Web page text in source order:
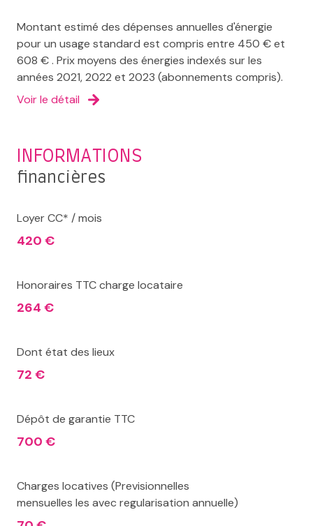
Montant estimé des dépenses annuelles d'énergie
pour un usage standard est compris entre 450 € et
608 € . Prix moyens des énergies indexés sur les
années 2021, 2022 et 2023 (abonnements compris).
Voir le détail
INFORMATIONS
financières
Loyer CC* / mois
420 €
Honoraires TTC charge locataire
264 €
Dont état des lieux
72 €
Dépôt de garantie TTC
700 €
Charges locatives (Previsionnelles
mensuelles les avec regularisation annuelle)